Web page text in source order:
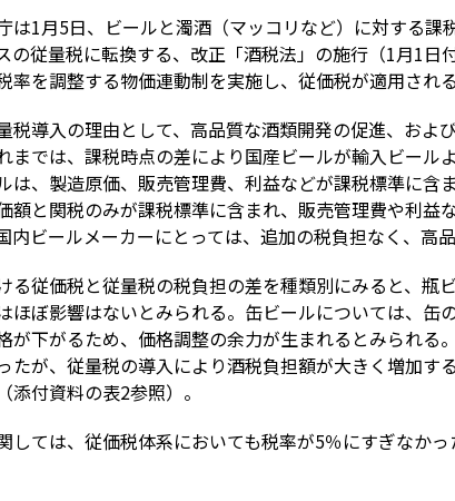
は1月5日、ビールと濁酒（マッコリなど）に対する
の従量税に転換する、改正「酒税法」の施行（1月1
率を調整する物価連動制を実施し、従価税が適用され
税導入の理由として、高品質な酒類開発の促進、お
までは、課税時点の差により国産ビールが輸入ビー
は、製造原価、販売管理費、利益などが課税標準に
額と関税のみが課税標準に含まれ、販売管理費や利
内ビールメーカーにとっては、追加の税負担なく、高
る従価税と従量税の税負担の差を種類別にみると、瓶
ほぼ影響はないとみられる。缶ビールについては、缶
が下がるため、価格調整の余力が生まれるとみられ
たが、従量税の導入により酒税負担額が大きく増加
添付資料の表2参照）。
しては、従価税体系においても税率が5％にすぎなか